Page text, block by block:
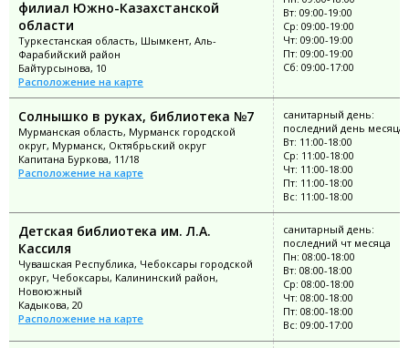
филиал Южно-Казахстанской
области
Туркестанская область, Шымкент, Аль-
Фарабийский район
Байтурсынова, 10
Расположение на карте
Вт: 09:00-19:00
Ср: 09:00-19:00
Чт: 09:00-19:00
Пт: 09:00-19:00
Сб: 09:00-17:00
Солнышко в руках, библиотека №7
Мурманская область, Мурманск городской
округ, Мурманск, Октябрьский округ
Капитана Буркова, 11/18
Расположение на карте
санитарный день:
последний день месяца
Вт: 11:00-18:00
Ср: 11:00-18:00
Чт: 11:00-18:00
Пт: 11:00-18:00
Вс: 11:00-18:00
Детская библиотека им. Л.А.
Кассиля
Чувашская Республика, Чебоксары городской
округ, Чебоксары, Калининский район,
Новоюжный
Кадыкова, 20
Расположение на карте
санитарный день:
последний чт месяца
Пн: 08:00-18:00
Вт: 08:00-18:00
Ср: 08:00-18:00
Чт: 08:00-18:00
Пт: 08:00-18:00
Вс: 09:00-17:00